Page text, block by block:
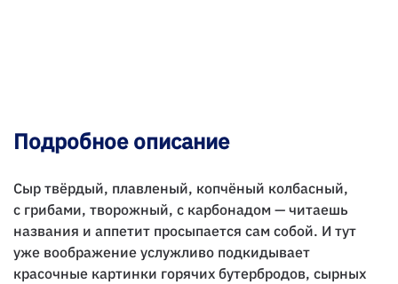
Подробное описание
Сыр твёрдый, плавленый, копчёный колбасный,
с грибами, творожный, с карбонадом — читаешь
названия и аппетит просыпается сам собой. И тут
уже воображение услужливо подкидывает
красочные картинки горячих бутербродов, сырных